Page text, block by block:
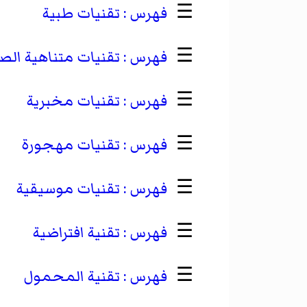
☰
تقنيات طبية
☰
تقنيات متناهية
☰
تقنيات مخبرية
☰
تقنيات مهجورة
☰
تقنيات موسيقية
☰
تقنية افتراضية
☰
تقنية المحمول